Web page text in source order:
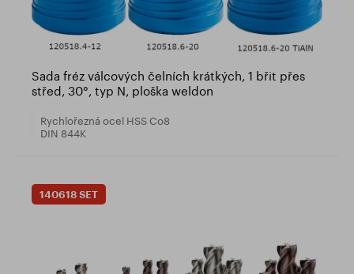
Sada fréz válcových čelních krátkých, 1 břit přes
střed, 30°, typ N, ploška weldon
Rychlořezná ocel HSS Co8
DIN 844K
140618 SET